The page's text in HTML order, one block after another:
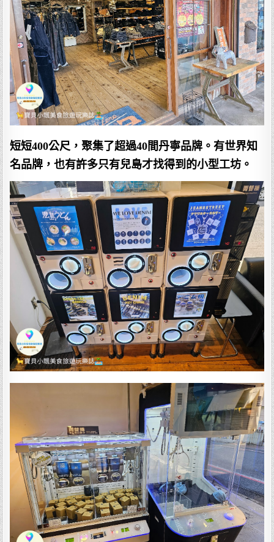
短短400公尺，聚集了超過40間丹寧品牌。有世界知
名品牌，也有許多只有兒島才找得到的小型工坊。